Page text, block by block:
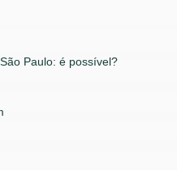
Paulo: é possível?